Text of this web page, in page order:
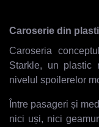
Caroserie din
Caroseria
Starkle, un
nivelul spoilerelor
Între pasageri și
nici uși, nici